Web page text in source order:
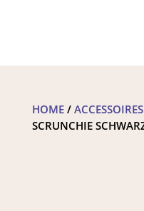
HOME/ ACCESSOIRES
SCRUNCHIE